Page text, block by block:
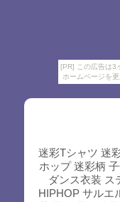
[PR] この広告は3
ホームページを
迷彩Tシャツ 迷
ホップ 迷彩柄
ダンス衣装 ス
HIPHOP サルエ